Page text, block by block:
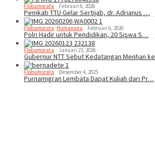
Flobamorata Februari 6, 2026
Pemkab TTU Gelar Sertijab, dr. Adrianus …
Flobamorata Humaniora Februari 6, 2026
Polri Hadir untuk Pendidikan, 20 Siswa S…
Flobamorata Januari 23, 2026
Gubernur NTT Sebut Kedatangan Menhan
Flobamorata Desember 4, 2025
Purnamigran Lembata Dapat Kuliah dari Pr…